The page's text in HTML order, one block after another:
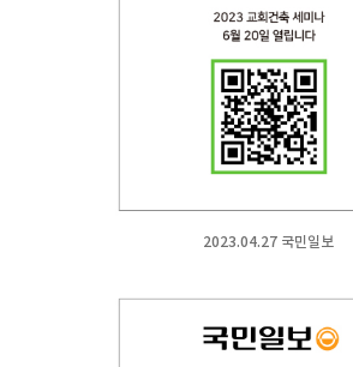
2023.04.27 국민일보